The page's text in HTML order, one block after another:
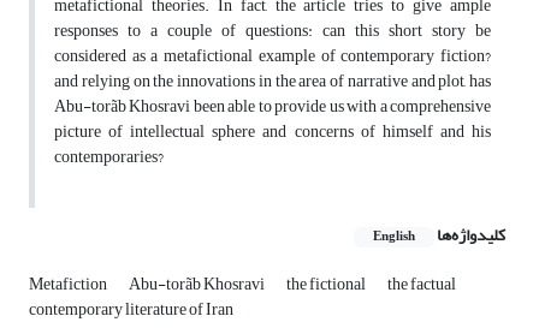
responses to a couple of questions: can this short story be
considered as a metafictional example of contemporary fiction?
and relying on the innovations in the area of narrative and plot, has
Abu-torãb Khosravi been able to provide us with a comprehensive
picture of intellectual sphere and concerns of himself and his
contemporaries?
کلیدواژه‌ها English
Metafiction Abu-torãb Khosravi the fictional the factual
contemporary literature of Iran